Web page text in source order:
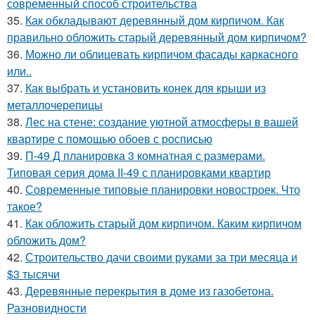
35. Как обкладывают деревянный дом кирпичом. Как
правильно обложить старый деревянный дом кирпичом?
36. Можно ли облицевать кирпичом фасады каркасного
или..
37. Как выбрать и установить конек для крыши из
металлочерепицы
38. Лес на стене: создание уютной атмосферы в вашей
квартире с помощью обоев с росписью
39. П-49 Д планировка 3 комнатная с размерами.
Типовая серия дома II-49 с планировками квартир
40. Современные типовые планировки новостроек. Что
такое?
41. Как обложить старый дом кирпичом. Каким кирпичом
обложить дом?
42. Строительство дачи своими руками за три месяца и
$3 тысячи
43. Деревянные перекрытия в доме из газобетона.
Разновидности